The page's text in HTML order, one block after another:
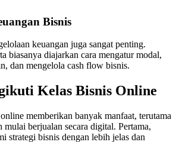
Bisnis
keuangan juga sangat penting.
biasanya diajarkan cara mengatur modal,
dan mengelola cash flow bisnis.
Kelas Bisnis Online
memberikan banyak manfaat, terutama
berjualan secara digital. Pertama,
strategi bisnis dengan lebih jelas dan